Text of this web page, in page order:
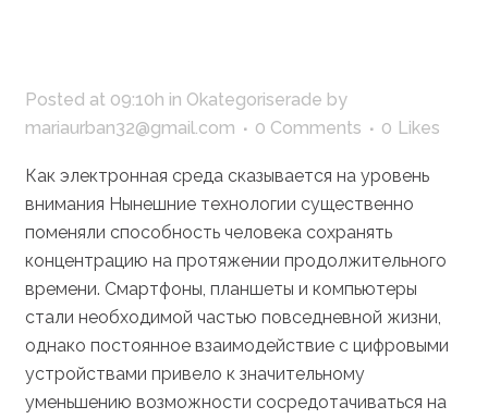
Posted at 09:10h in Okategoriserade by
mariaurban32@gmail.com
0 Comments 0 Likes
Как электронная среда сказывается на уровень
внимания Нынешние технологии существенно
поменяли способность человека сохранять
концентрацию на протяжении продолжительного
времени. Смартфоны, планшеты и компьютеры
стали необходимой частью повседневной жизни,
однако постоянное взаимодействие с цифровыми
устройствами привело к значительному
уменьшению возможности сосредотачиваться на